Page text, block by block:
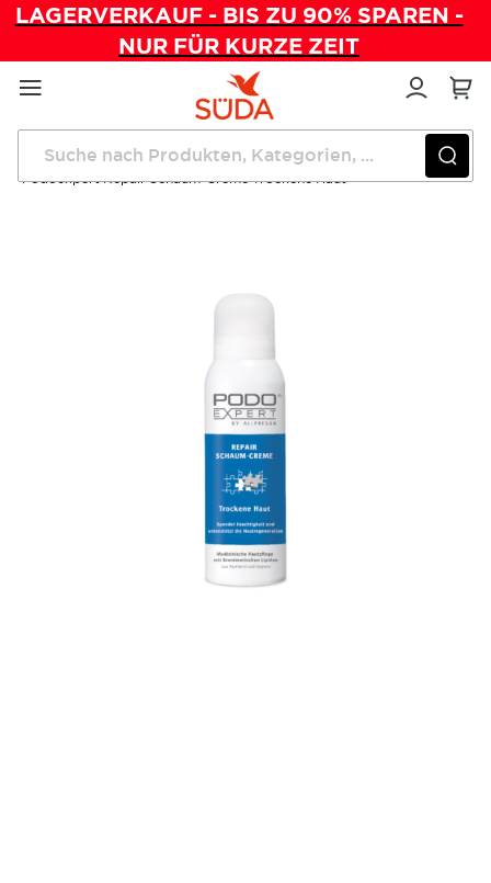
LAGERVERKAUF - BIS ZU 90% SPAREN -
NUR FÜR KURZE ZEIT
Direkt
zum
Inhalt
Startseite Pflegeprodukte
Schaum-Cremes
Podoexpert Repair Schaum-Creme Trockene Haut